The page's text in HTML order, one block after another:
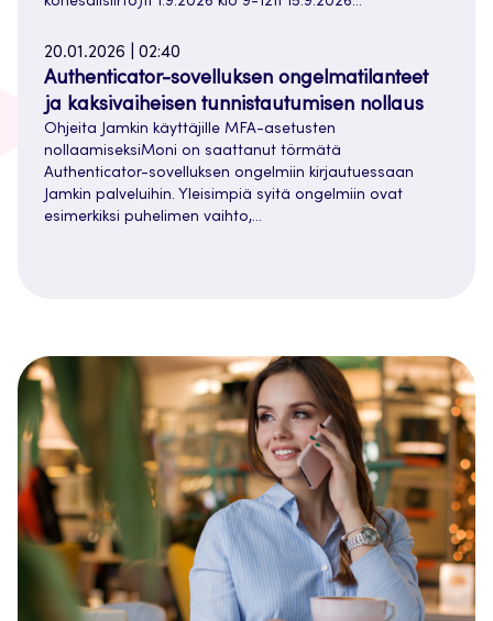
20.01.2026 | 02:40
Authenticator-sovelluksen ongelmatilanteet
ja kaksivaiheisen tunnistautumisen nollaus
Ohjeita Jamkin käyttäjille MFA-asetusten
nollaamiseksiMoni on saattanut törmätä
Authenticator-sovelluksen ongelmiin kirjautuessaan
Jamkin palveluihin. Yleisimpiä syitä ongelmiin ovat
esimerkiksi puhelimen vaihto,…